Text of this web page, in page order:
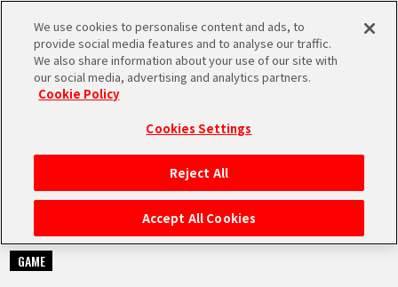
MEN
HOME
NEWS
NEWS
2022.01.12
GAME
We use cookies to personalise content and ads, to
provide social media features and to analyse our traffic.
We also share information about your use of our site with
our social media, advertising and analytics partners.
Cookie Policy
Cookies Settings
Reject All
Accept All Cookies